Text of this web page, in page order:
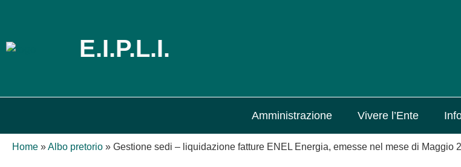
E.I.P.L.I.
Amministrazione Vivere l’Ente
Home »Albo pretorio » Gestione sedi – liquidazione fatture ENEL Energia, emesse nel mese di Maggio